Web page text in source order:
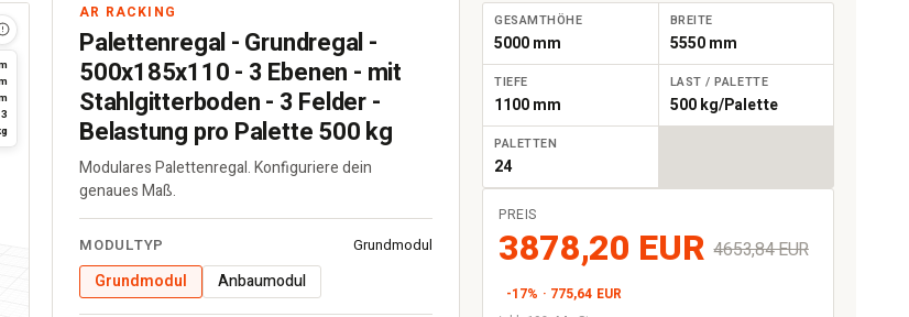
3
AR RACKING
Palettenregal - Grundregal -
500x185x110 - 3 Ebenen - mit
Stahlgitterboden - 3 Felder -
Belastung pro Palette 500 kg
Modulares Palettenregal. Konfiguriere dein
genaues Maß.
·
500x185x110
MODULTYP Grundmodul
Grundmodul Anbaumodul
GESAMTHÖHE
5000 mm
BREITE
5550 mm
TIEFE
1100 mm
LAST / PALETTE
500 kg/Palette
PALETTEN
24
PREIS
3878,20 EUR 4653,84 EUR
-17% · 775,64 EUR